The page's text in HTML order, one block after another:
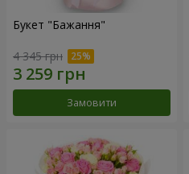
Букет "Бажання"
4 345 грн
Замовити